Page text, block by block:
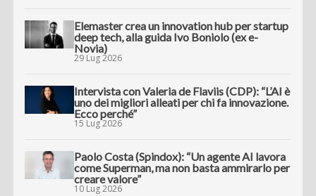
Elemaster crea un innovation hub per startup
deep tech, alla guida Ivo Boniolo (ex e-
Novia)
29 Lug 2026
Intervista con Valeria de Flaviis (CDP): “L’AI è
uno dei migliori alleati per chi fa innovazione.
Ecco perché”
15 Lug 2026
Paolo Costa (Spindox): “Un agente AI lavora
come Superman, ma non basta ammirarlo per
creare valore”
10 Lug 2026